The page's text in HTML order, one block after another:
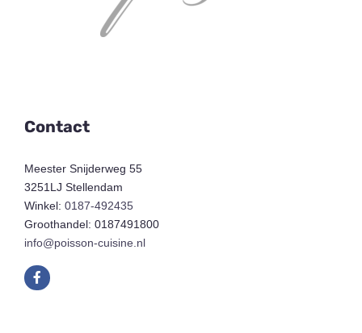
Contact
Meester Snijderweg 55
3251LJ Stellendam
Winkel:0187-492435
Groothandel: 0187491800
info@poisson-cuisine.nl